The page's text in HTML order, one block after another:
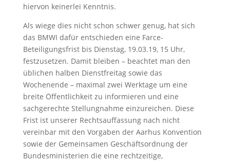
hiervon keinerlei Kenntnis.
Als wiege dies nicht schon schwer genug, hat sich
das BMWI dafür entschieden eine Farce-
Beteiligungsfrist bis Dienstag, 19.03.19, 15 Uhr,
festzusetzen. Damit bleiben – beachtet man den
üblichen halben Dienstfreitag sowie das
Wochenende – maximal zwei Werktage um eine
breite Öffentlichkeit zu informieren und eine
sachgerechte Stellungnahme einzureichen. Diese
Frist ist unserer Rechtsauffassung nach nicht
vereinbar mit den Vorgaben der Aarhus Konvention
sowie der Gemeinsamen Geschäftsordnung der
Bundesministerien die eine rechtzeitige,